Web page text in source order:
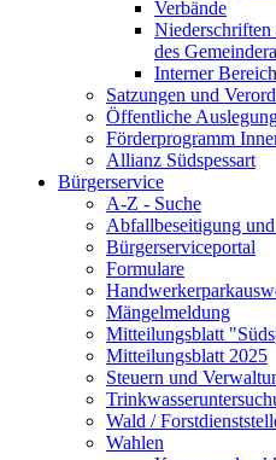
Verbände
Niederschriften
des
Interner Bereich
Satzungen und
Öffentliche
Förderprogramm
Allianz Südspessart
Bürgerservice
A-Z - Suche
Abfallbeseitigung
Bürgerserviceportal
Formulare
Mängelmeldung
Mitteilungsblatt
Mitteilungsblatt 2025
Steuern und
Wald /
Wahlen